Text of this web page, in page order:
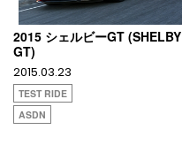
2015 シェルビーGT (SHELBY
GT)
2015.03.23
TEST RIDE
ASDN